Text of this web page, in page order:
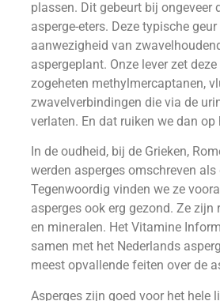
plassen. Dit gebeurt bij ongeveer
asperge-eters. Deze typische
aanwezigheid van
aspergeplant. Onze lever zet
zogeheten methylmercaptanen,
zwavelverbindingen die via de
verlaten. En dat ruiken we dan op
In de oudheid, bij de Grieken,
werden asperges omschreven
Tegenwoordig vinden we ze
asperges ook erg gezond. Ze
en mineralen. Het Vitamine
samen met het Nederlands
meest opvallende feiten over de
Asperges zijn goed voor het hele